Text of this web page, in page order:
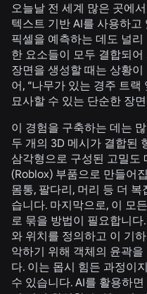
오늘날 전 세계 많은 곳에
텍스트 기반 AI를 사용하
픽셀을 예측하는 데도 널
한 요소들이 모두 결합되
장면을 생성할 때는 상황
어, “나무가 있는 경주 트
묘사할 수 있는 단순한 장
이 경험을 구축하는 데는
두 개의 3D 메시가 결합된
삼각형으로 구성된 고밀도
(Roblox) 부품으로 만들어
몸통, 팔다리, 머리 등 더
습니다. 마지막으로, 이 모
로 묶을 방법이 필요합니
와 위치를 정의하고 이 기
악하기 위해 객체의 윤곽
다. 이는 몹시 힘든 과정이
수 있습니다. AI를 활용하